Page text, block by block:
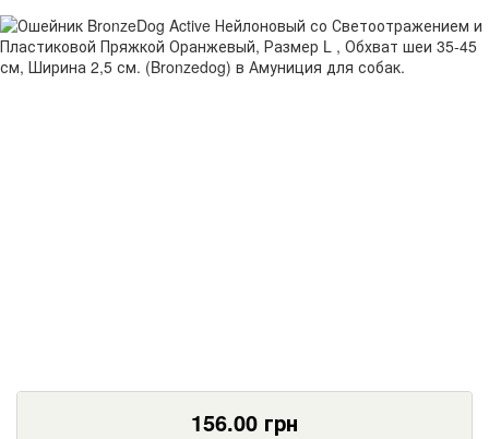
156.00 грн